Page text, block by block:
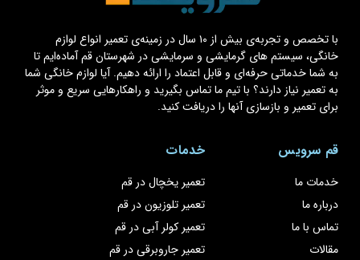
با تخصص و تجربه‌ی بیش از ۱۰ سال در زمینه‌ی تعمیر انواع لوازم
خانگی، سیستم های گرمایشی و سرمایشی در شهرستان قم آماده‌ایم تا
به شما خدماتی حرفه‌ای و قابل اعتماد را ارائه دهیم. آیا لوازم خانگی شما
به تعمیر نیاز دارند؟ با تیم ما تماس بگیرید و راهکارهایی سریع و موثر
برای تعمیر و بازسازی آنها را دریافت کنید.
قم سرویس
خدمات ما
درباره ما
تماس با ما
مقالات
خدمات
تعمیر یخچال در قم
تعمیر تلوزیون در قم
تعمیر کولر آبی در قم
تعمیر جاروبرقی در قم